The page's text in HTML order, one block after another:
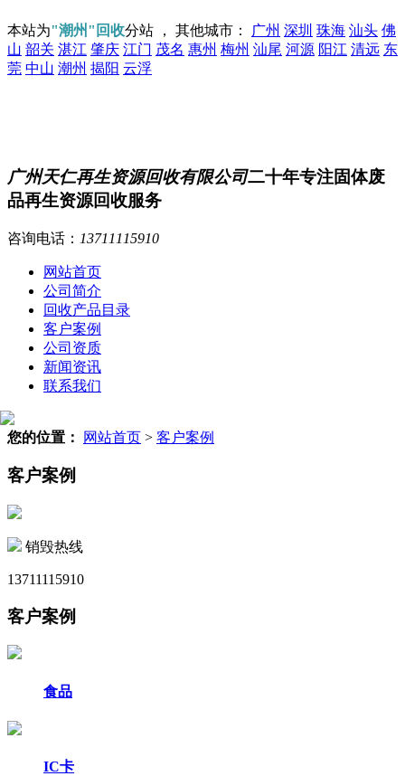
本站为"潮州"回收分站 ， 其他城市： 广州 深圳 珠海 汕头 佛
山 韶关 湛江 肇庆 江门 茂名 惠州 梅州 汕尾 河源 阳江 清远 东
莞 中山 潮州 揭阳 云浮
广州天仁再生资源回收有限公司二十年专注固体废
品再生资源回收服务
咨询电话： 13711115910
网站首页
公司简介
回收产品目录
客户案例
公司资质
新闻资讯
联系我们
您的位置： 网站首页 > 客户案例
客户案例
销毁热线
13711115910
客户案例
食品
IC卡